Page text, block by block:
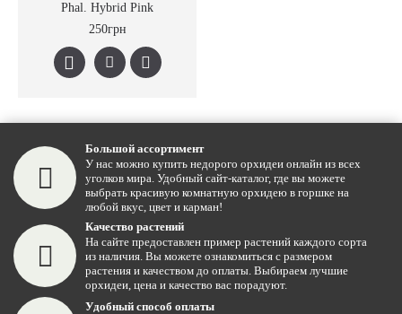
Phal. Hybrid Pink
250грн
Большой ассортимент
У нас можно купить недорого орхидеи онлайн из всех
уголков мира. Удобный сайт-каталог, где вы можете
выбрать красивую комнатную орхидею в горшке на
любой вкус, цвет и карман!
Качество растений
На сайте предоставлен пример растений каждого сорта
из наличия. Вы можете ознакомиться с размером
растения и качеством до оплаты. Выбираем лучшие
орхидеи, цена и качество вас порадуют.
Удобный способ оплаты